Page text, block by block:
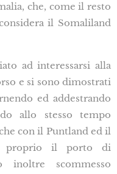
che, come il resto
il Somaliland
ad interessarsi alla
e si sono dimostrati
ed addestrando
allo stesso tempo
con il Puntland ed il
proprio il porto di
scommesso